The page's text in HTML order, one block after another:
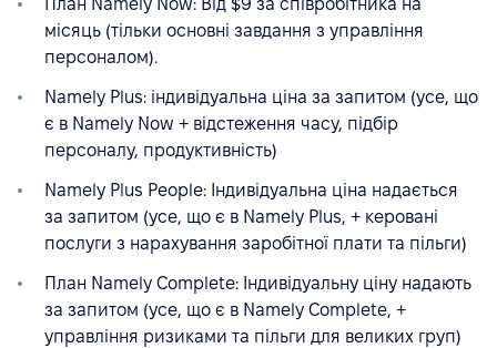
План Namely Now: Від $9 за співробітника на
місяць (тільки основні завдання з управління
персоналом).
Namely Plus: індивідуальна ціна за запитом (усе, що
є в Namely Now + відстеження часу, підбір
персоналу, продуктивність)
Namely Plus People: Індивідуальна ціна надається
за запитом (усе, що є в Namely Plus, + керовані
послуги з нарахування заробітної плати та пільги)
План Namely Complete: Індивідуальну ціну надають
за запитом (усе, що є в Namely Complete, +
управління ризиками та пільги для великих груп)